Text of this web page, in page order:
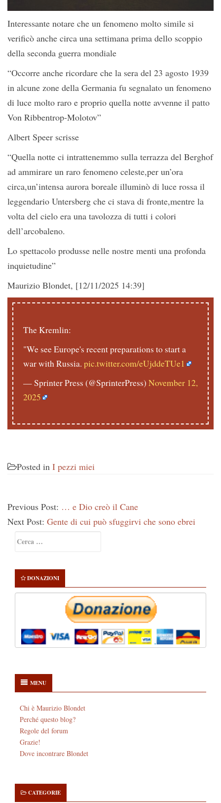
Interessante notare che un fenomeno molto simile si
verificò anche circa una settimana prima dello scoppio
della seconda guerra mondiale
“Occorre anche ricordare che la sera del 23 agosto 1939
in alcune zone della Germania fu segnalato un fenomeno
di luce molto raro e proprio quella notte avvenne il patto
Von Ribbentrop-Molotov”
Albert Speer scrisse
“Quella notte ci intrattenemmo sulla terrazza del Berghof
ad ammirare un raro fenomeno celeste,per un’ora
circa,un’intensa aurora boreale illuminò di luce rossa il
leggendario Untersberg che ci stava di fronte,mentre la
volta del cielo era una tavolozza di tutti i colori
dell’arcobaleno.
Lo spettacolo produsse nelle nostre menti una profonda
inquietudine”
Maurizio Blondet, [12/11/2025 14:39]
The Kremlin:
"We see Europe's recent preparations to start a
war with Russia. pic.twitter.com/eUjddeTUe1
— Sprinter Press (@SprinterPress) November 12,
2025
Posted in I pezzi miei
Previous Post: … e Dio creò il Cane
Next Post: Gente di cui può sfuggirvi che sono ebrei
Sidebar
DONAZIONI
MENU
Chi è Maurizio Blondet
Perché questo blog?
Regole del forum
Grazie!
Dove incontrare Blondet
CATEGORIE